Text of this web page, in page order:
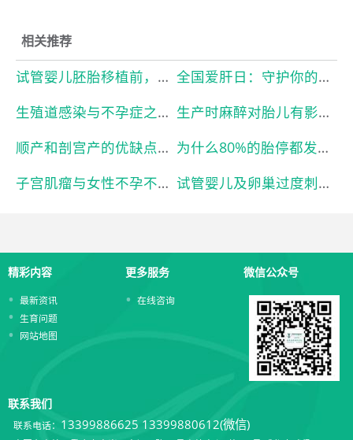
相关推荐
试管婴儿胚胎移植前，出现宫腔积液怎么办？
全国爱肝日：守护你的“小心肝”，从了解开始！
生殖道感染与不孕症之间的关联
生产时麻醉对胎儿有影响吗?
顺产和剖宫产的优缺点是什么？什么情况下必须选择剖宫产？
为什么80%的胎停都发生在孕早期？
子宫肌瘤与女性不孕不育有关系吗？
试管婴儿及卵巢过度刺激综合征
精彩内容
最新资讯
生育问题
网站地图
更多服务
在线咨询
微信公众号
联系我们
联系电话： 13399886625 13399880612(微信)